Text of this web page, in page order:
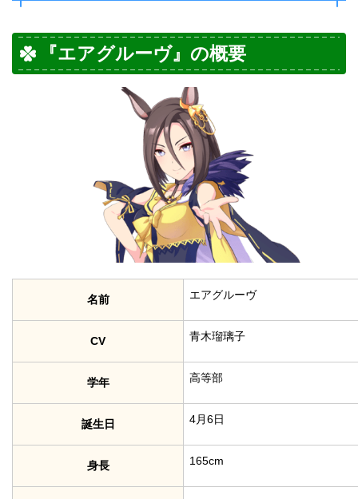
『エアグルーヴ』の概要
名前 エアグルーヴ
CV 青木瑠璃子
学年 高等部
誕生日 4月6日
身長 165cm